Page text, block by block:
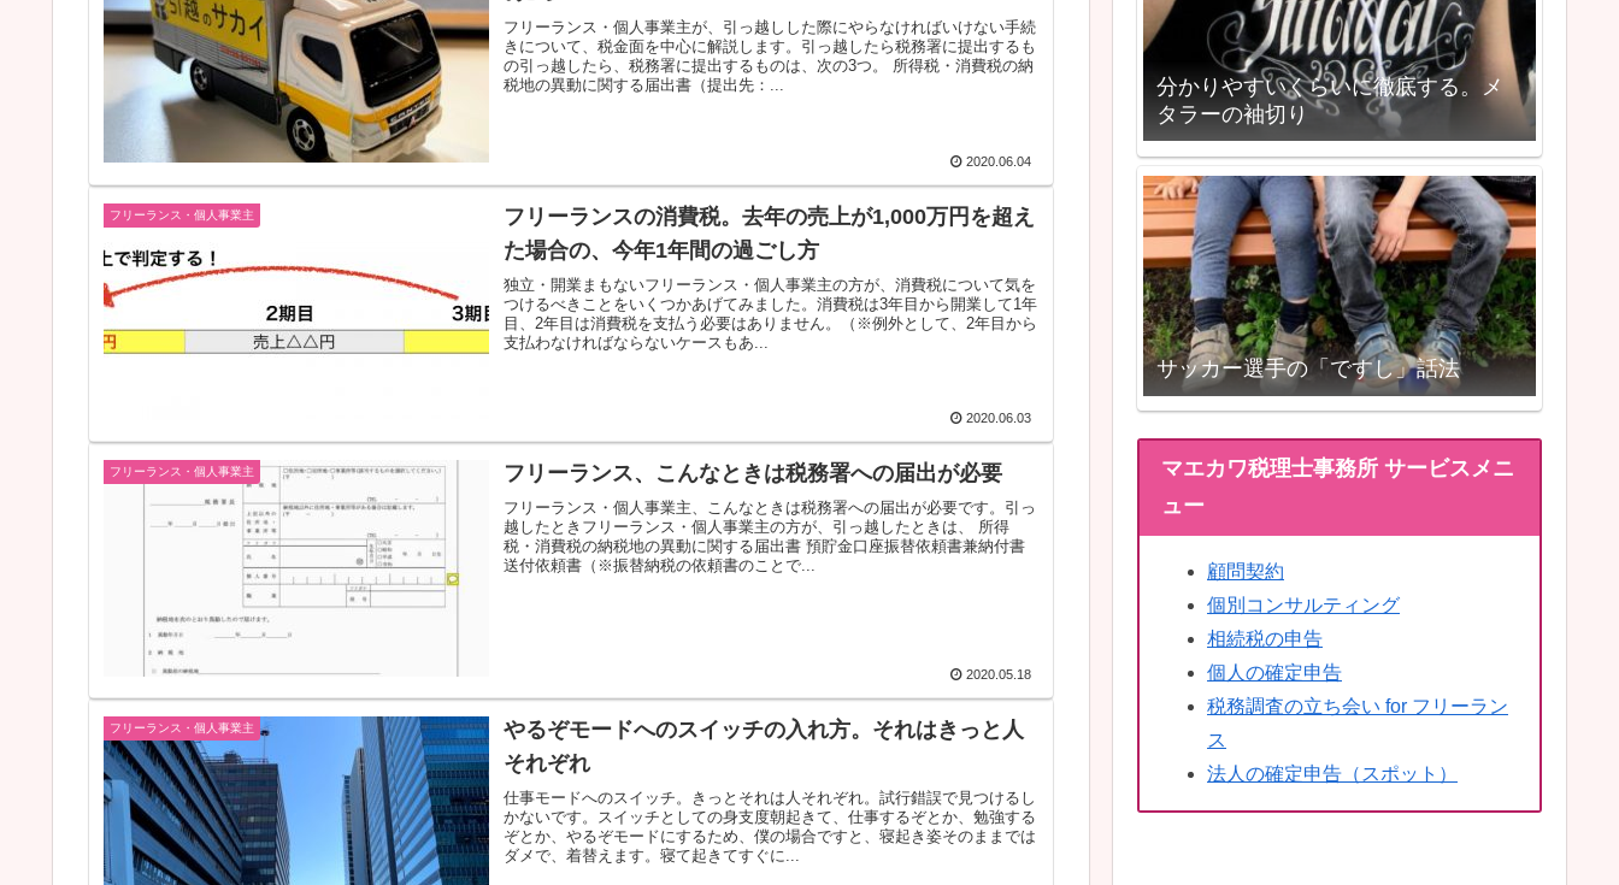
フリーランス・個人事業主が、引っ越しした際にやらなければいけない手続
きについて、税金面を中心に解説します。引っ越したら税務署に提出するも
の引っ越したら、税務署に提出するものは、次の3つ。 所得税・消費税の納
税地の異動に関する届出書（提出先：...
2020.06.04
フリーランス・個人事業主
フリーランスの消費税。去年の売上が1,000万円を超え
た場合の、今年1年間の過ごし方
独立・開業まもないフリーランス・個人事業主の方が、消費税について気を
つけるべきことをいくつかあげてみました。消費税は3年目から開業して1年
目、2年目は消費税を支払う必要はありません。（※例外として、2年目から
支払わなければならないケースもあ...
2020.06.03
フリーランス・個人事業主 フリーランス、こんなときは税務署への届出が必要
フリーランス・個人事業主、こんなときは税務署への届出が必要です。引っ
越したときフリーランス・個人事業主の方が、引っ越したときは、 所得
税・消費税の納税地の異動に関する届出書 預貯金口座振替依頼書兼納付書
送付依頼書（※振替納税の依頼書のことで...
2020.05.18
フリーランス・個人事業主
やるぞモードへのスイッチの入れ方。それはきっと人
それぞれ
仕事モードへのスイッチ。きっとそれは人それぞれ。試行錯誤で見つけるし
かないです。スイッチとしての身支度朝起きて、仕事するぞとか、勉強する
ぞとか、やるぞモードにするため、僕の場合ですと、寝起き姿そのままでは
ダメで、着替えます。寝て起きてすぐに...
分かりやすいくらいに徹底する。メ
タラーの袖切り
サッカー選手の「ですし」話法
マエカワ税理士事務所 サービスメニ
ュー
顧問契約
個別コンサルティング
相続税の申告
個人の確定申告
税務調査の立ち会い for フリーラン
ス
法人の確定申告（スポット）